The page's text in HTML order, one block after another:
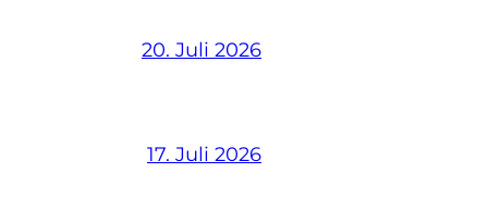
20. Juli 2026
17. Juli 2026